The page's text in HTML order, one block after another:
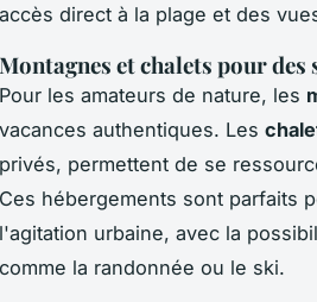
accès direct à la plage et des
Montagnes et chalets pour
Pour les amateurs de nature, les
vacances authentiques. Les
privés, permettent de se
Ces hébergements sont parfaits
l'agitation urbaine, avec la
comme la randonnée ou le ski.